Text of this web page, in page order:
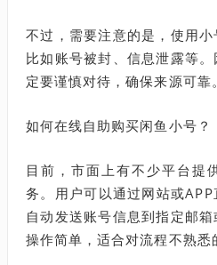
不过，需要注意的是，使用小
比如账号被封、信息泄露等
定要谨慎对待，确保来源可靠。
如何在线自助购买闲鱼小号？
目前，市面上有不少平台提
务。用户可以通过网站或
自动发送账号信息到指定邮
操作简单，适合对流程不熟悉